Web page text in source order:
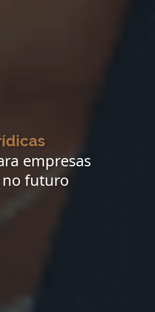
empresas
futuro